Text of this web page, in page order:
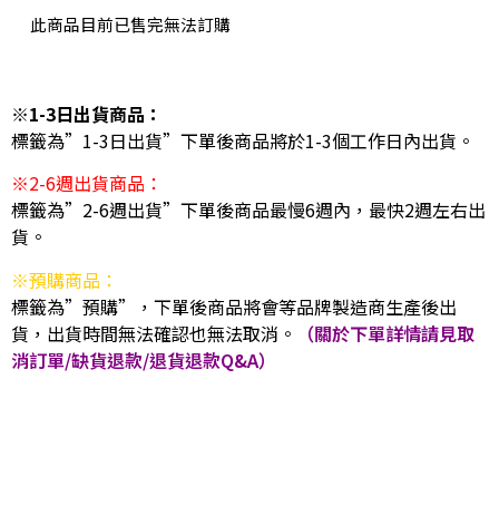
此商品目前已售完無法訂購
※1-3日出貨商品：
標籤為”1-3日出貨”下單後商品將於1-3個工作日內出貨。
※2-6週出貨商品：
標籤為”2-6週出貨”下單後商品最慢6週內，最快2週左右出
貨。
※預購商品：
標籤為”預購”，下單後商品將會等品牌製造商生產後出
貨，出貨時間無法確認也無法取消。
（關於下單詳情請見取
消訂單/缺貨退款/退貨退款Q&A）